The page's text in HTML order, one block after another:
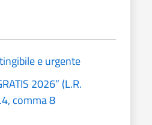
e urgente
2026” (L.R.
comma 8